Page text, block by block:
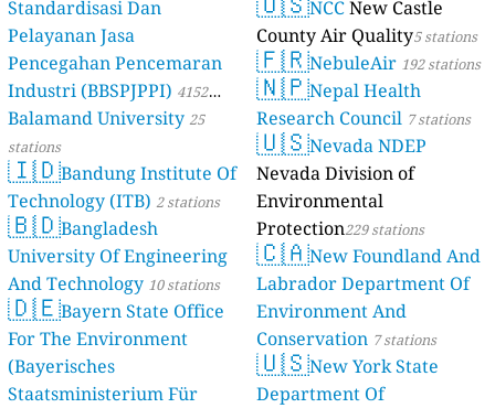
Standardisasi Dan
Pelayanan Jasa
Pencegahan Pencemaran
Industri (BBSPJPPI) 4152
stations
Balamand University25
stations
🇮🇩Bandung Institute Of
Technology (ITB) 2 stations
🇧🇩Bangladesh
University Of Engineering
And Technology 10 stations
🇩🇪Bayern State Office
For The Environment
(Bayerisches
Staatsministerium Für
NCCNew Castle
County Air Quality5 stations
🇫🇷NebuleAir 192 stations
🇳🇵Nepal Health
Research Council 7 stations
🇺🇸Nevada NDEP
Nevada Division of
Environmental
Protection229 stations
🇨🇦New Foundland And
Labrador Department Of
Environment And
Conservation 7 stations
🇺🇸New York State
Department Of